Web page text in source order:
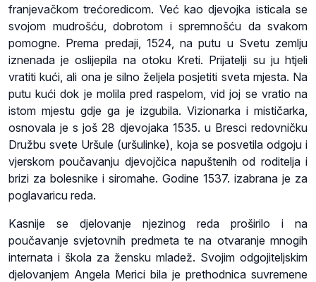
franjevačkom trećoredicom. Već kao djevojka isticala se
svojom mudrošću, dobrotom i spremnošću da svakom
pomogne. Prema predaji, 1524, na putu u Svetu zemlju
iznenada je oslijepila na otoku Kreti. Prijatelji su ju htjeli
vratiti kući, ali ona je silno željela posjetiti sveta mjesta. Na
putu kući dok je molila pred raspelom, vid joj se vratio na
istom mjestu gdje ga je izgubila. Vizionarka i mističarka,
osnovala je s još 28 djevojaka 1535. u Bresci redovničku
Družbu svete Uršule (uršulinke), koja se posvetila odgoju i
vjerskom poučavanju djevojčica napuštenih od roditelja i
brizi za bolesnike i siromahe. Godine 1537. izabrana je za
poglavaricu reda.
Kasnije se djelovanje njezinog reda proširilo i na
poučavanje svjetovnih predmeta te na otvaranje mnogih
internata i škola za žensku mladež. Svojim odgojiteljskim
djelovanjem Angela Merici bila je prethodnica suvremene